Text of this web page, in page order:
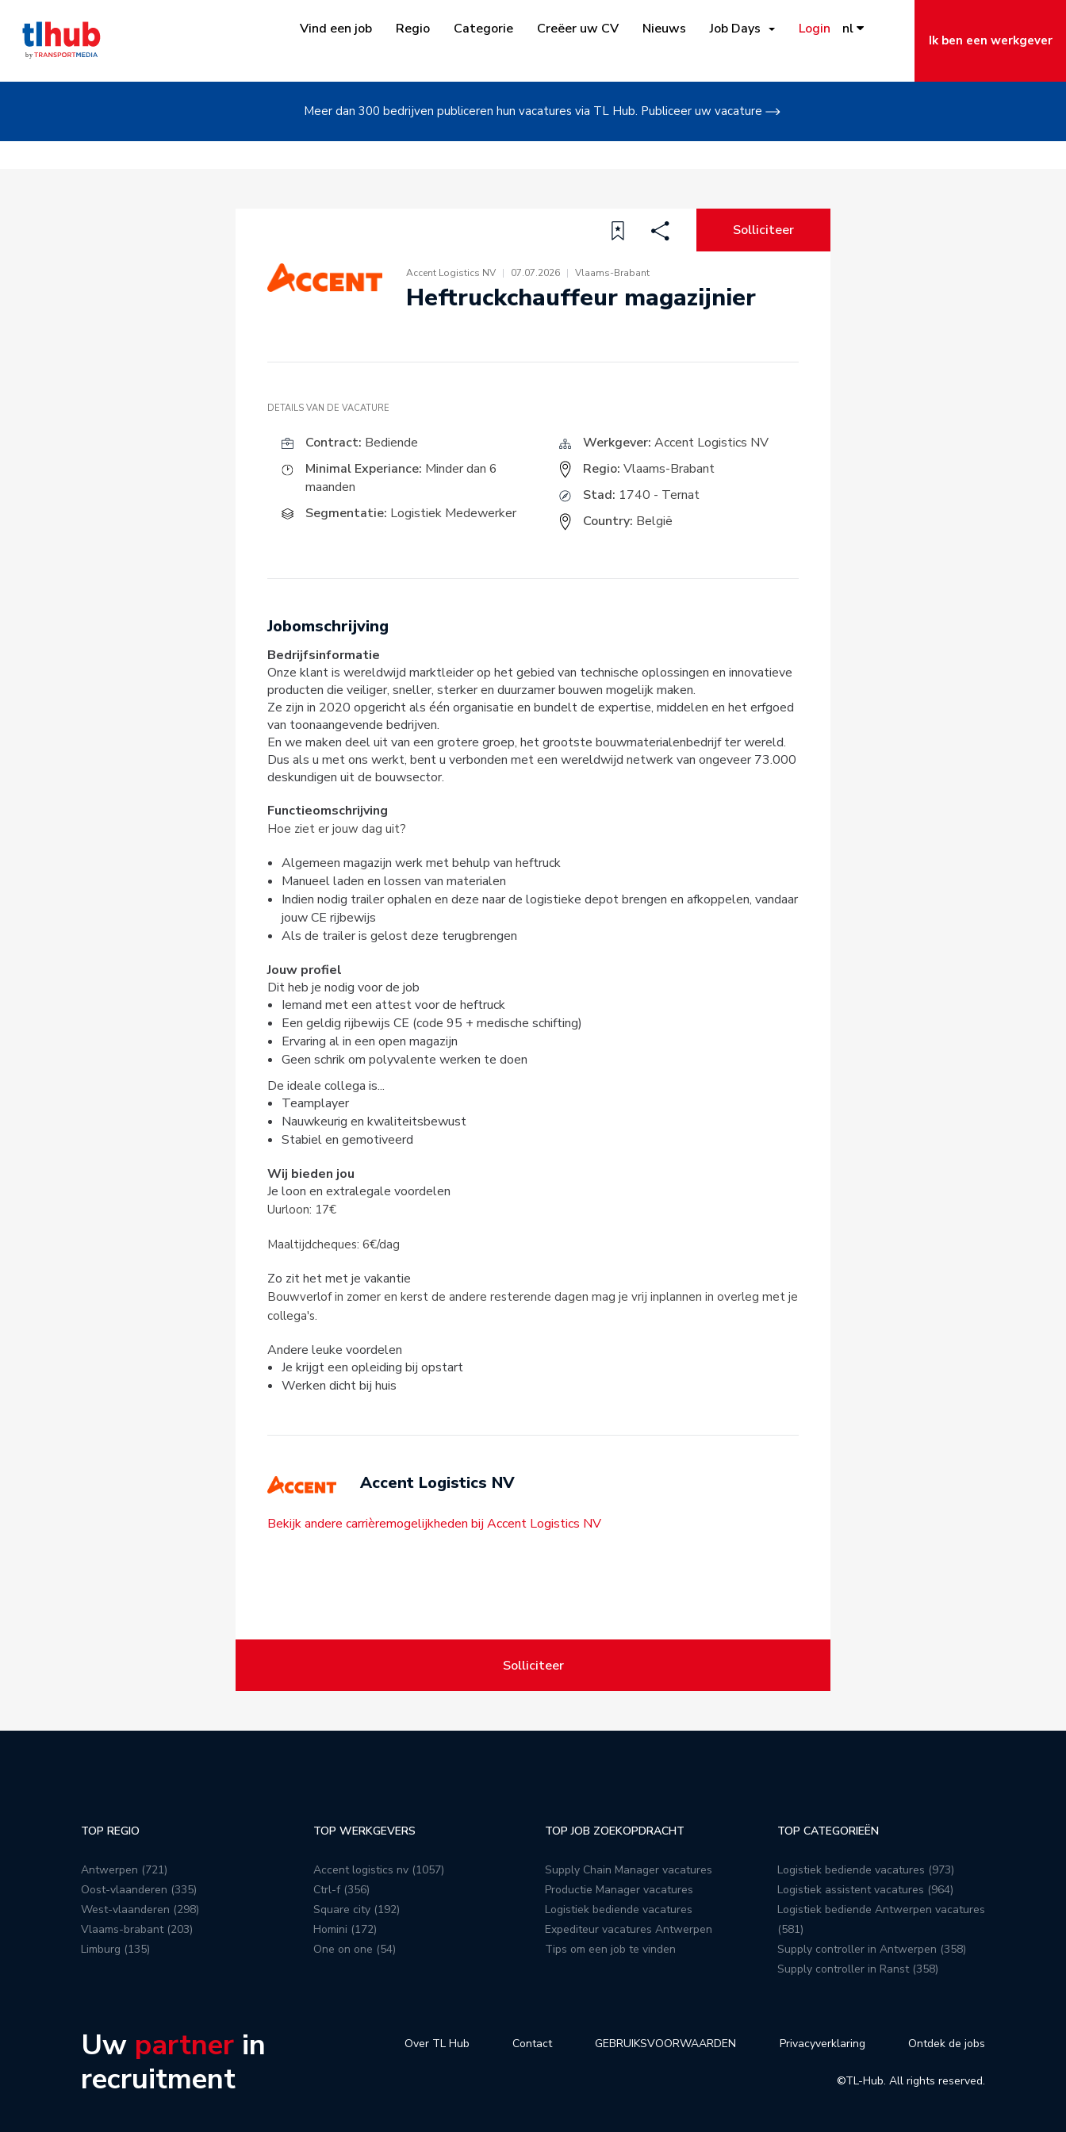
Vind een job Regio Categorie Creëer uw CV Nieuws Job Days Login nl
Ik ben een werkgever
Meer dan 300 bedrijven publiceren hun vacatures via TL Hub. Publiceer uw vacature
Solliciteer
Accent Logistics NV | 07.07.2026 | Vlaams-Brabant
Heftruckchauffeur magazijnier
DETAILS VAN DE VACATURE
Contract: Bediende
Minimal Experiance: Minder dan 6
maanden
Segmentatie: Logistiek Medewerker
Werkgever: Accent Logistics NV
Regio: Vlaams-Brabant
Stad: 1740 - Ternat
Country: België
Jobomschrijving
Bedrijfsinformatie
Onze klant is wereldwijd marktleider op het gebied van technische oplossingen en innovatieve
producten die veiliger, sneller, sterker en duurzamer bouwen mogelijk maken.
Ze zijn in 2020 opgericht als één organisatie en bundelt de expertise, middelen en het erfgoed
van toonaangevende bedrijven.
En we maken deel uit van een grotere groep, het grootste bouwmaterialenbedrijf ter wereld.
Dus als u met ons werkt, bent u verbonden met een wereldwijd netwerk van ongeveer 73.000
deskundigen uit de bouwsector.
Functieomschrijving
Hoe ziet er jouw dag uit?
Algemeen magazijn werk met behulp van heftruck
Manueel laden en lossen van materialen
Indien nodig trailer ophalen en deze naar de logistieke depot brengen en afkoppelen, vandaar
jouw CE rijbewijs
Als de trailer is gelost deze terugbrengen
Jouw profiel
Dit heb je nodig voor de job
Iemand met een attest voor de heftruck
Een geldig rijbewijs CE (code 95 + medische schifting)
Ervaring al in een open magazijn
Geen schrik om polyvalente werken te doen
De ideale collega is...
Teamplayer
Nauwkeurig en kwaliteitsbewust
Stabiel en gemotiveerd
Wij bieden jou
Je loon en extralegale voordelen
Uurloon: 17€
Maaltijdcheques: 6€/dag
Zo zit het met je vakantie
Bouwverlof in zomer en kerst de andere resterende dagen mag je vrij inplannen in overleg met je
collega's.
Andere leuke voordelen
Je krijgt een opleiding bij opstart
Werken dicht bij huis
Accent Logistics NV
Bekijk andere carrièremogelijkheden bij Accent Logistics NV
Solliciteer
TOP REGIO
Antwerpen (721)
Oost-vlaanderen (335)
West-vlaanderen (298)
Vlaams-brabant (203)
Limburg (135)
TOP WERKGEVERS
Accent logistics nv (1057)
Ctrl-f (356)
Square city (192)
Homini (172)
One on one (54)
TOP JOB ZOEKOPDRACHT
Supply Chain Manager vacatures
Productie Manager vacatures
Logistiek bediende vacatures
Expediteur vacatures Antwerpen
Tips om een job te vinden
TOP CATEGORIEËN
Logistiek bediende vacatures (973)
Logistiek assistent vacatures (964)
Logistiek bediende Antwerpen vacatures
(581)
Supply controller in Antwerpen (358)
Supply controller in Ranst (358)
Over TL Hub Contact GEBRUIKSVOORWAARDEN Privacyverklaring Ontdek de jobs
©TL-Hub. All rights reserved.
Uw partner in
recruitment